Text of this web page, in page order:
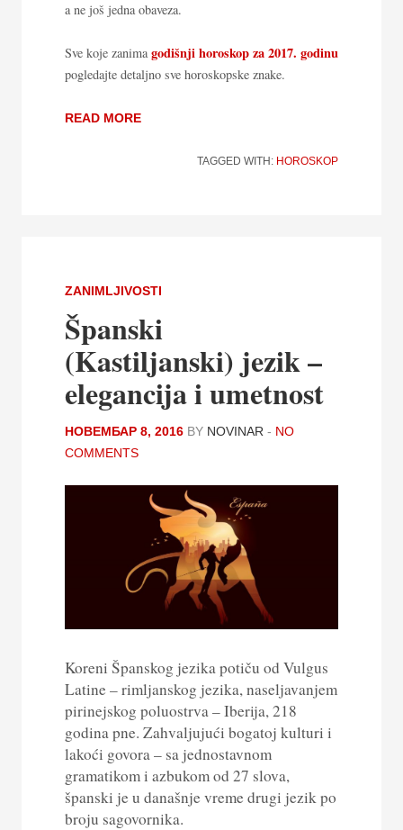
a ne još jedna obaveza.
Sve koje zanimagodišnji horoskop za 2017. godinu
pogledajte detaljno sve horoskopske znake.
READ MORE
TAGGED WITH: HOROSKOP
ZANIMLJIVOSTI
Španski
(Kastiljanski) jezik –
elegancija i umetnost
НОВЕМБАР 8, 2016 BY NOVINAR - NO
COMMENTS
Koreni Španskog jezika potiču od Vulgus
Latine – rimljanskog jezika, naseljavanjem
pirinejskog poluostrva – Iberija, 218
godina pne. Zahvaljujući bogatoj kulturi i
lakoći govora – sa jednostavnom
gramatikom i azbukom od 27 slova,
španski je u današnje vreme drugi jezik po
broju sagovornika.